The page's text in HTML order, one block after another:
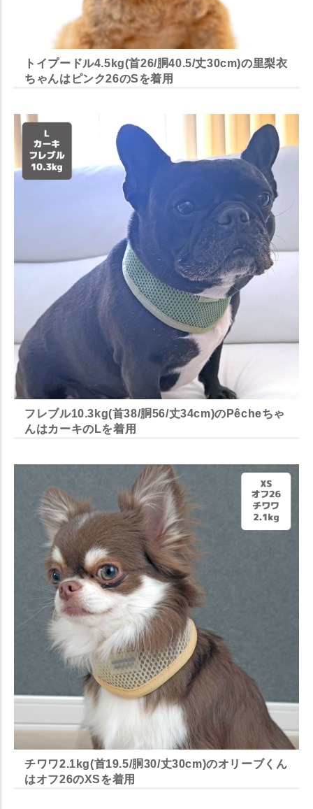
トイプードル4.5kg(首26/胴40.5/丈30cm)の里梨衣
ちゃんはピンク26のSを着用
フレブル10.3kg(首38/胴56/丈34cm)のPêcheちゃ
んはカーキのLを着用
チワワ2.1kg(首19.5/胴30/丈30cm)のオリーブくん
はオフ26のXSを着用